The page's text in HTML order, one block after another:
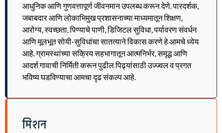
आधुनिक आणि गुणवत्तापूर्ण जीवनमान उपलब्ध करून देणे. पारदर्शक,
जबाबदार आणि लोकाभिमुख प्रशासनाच्या माध्यमातून शिक्षण,
आरोग्य, स्वच्छता, पिण्याचे पाणी, डिजिटल सुविधा, पर्यावरण संवर्धन
आणि मूलभूत सोयी-सुविधांचा सातत्याने विकास करणे हे आमचे ध्येय
आहे. ग्रामस्थांच्या सक्रिय सहभागातून आत्मनिर्भर, समृद्ध आणि
आदर्श गावाची निर्मिती करून पुढील पिढ्यांसाठी उज्ज्वल व प्रगत
भविष्य घडविण्याचा आमचा दृढ संकल्प आहे.
मिशन